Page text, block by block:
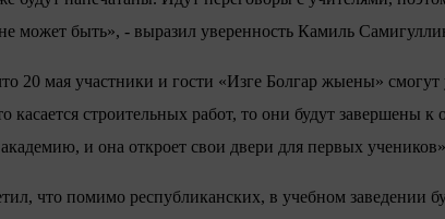
может быть», - выразил уверенность Камиль
20 мая участники и гости «Изге Болгар жыены» смогут
касается строительных работ, то они будут завершены
и она откроет свои двери для первых
что помимо республиканских, в учебном заведении